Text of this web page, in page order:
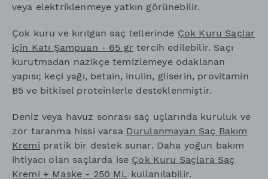
veya elektriklenmeye yatkın görünebilir.
Çok kuru ve kırılgan saç tellerinde Çok Kuru Saçlar
için Katı Şampuan - 65 gr tercih edilebilir. Saçı
kurutmadan nazikçe temizlemeye odaklanan
yapısı; keçi yağı, betain, inulin, gliserin, provitamin
B5 ve bitkisel proteinlerle desteklenmiştir.
Deniz veya havuz sonrası saç uçlarında kuruluk ve
zor taranma hissi varsa Durulanmayan Saç Bakım
Kremi pratik bir destek sunar. Daha yoğun bakım
ihtiyacı olan saçlarda ise Çok Kuru Saçlara Saç
Kremi + Maske - 250 ML kullanılabilir.